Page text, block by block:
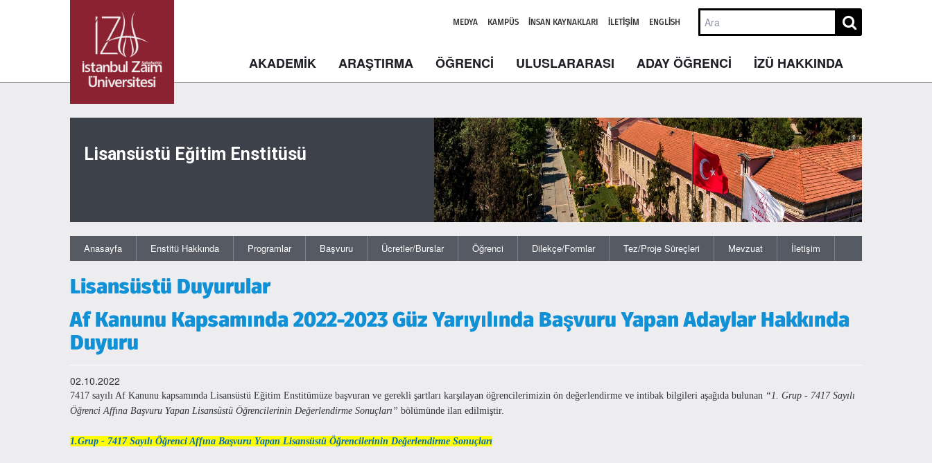
MEDYA KAMPÜS İNSAN KAYNAKLARI İLETIŞIM ENGLISH
AKADEMİK ARAŞTIRMA ÖĞRENCİ ULUSLARARASI ADAY ÖĞRENCİ İZÜ HAKKINDA
Lisansüstü Eğitim Enstitüsü
Anasayfa Enstitü Hakkında Programlar Başvuru Ücretler/Burslar Öğrenci Dilekçe/Formlar Tez/Proje Süreçleri Mevzuat İletişim
Lisansüstü Duyurular
Af Kanunu Kapsamında 2022-2023 Güz Yarıyılında Başvuru Yapan Adaylar Hakkında
Duyuru
02.10.2022
7417 sayılı Af Kanunu kapsamında Lisansüstü Eğitim Enstitümüze başvuran ve gerekli şartları karşılayan öğrencilerimizin ön değerlendirme ve intibak bilgileri aşağıda bulunan “1. Grup - 7417 Sayılı
Öğrenci Affına Başvuru Yapan Lisansüstü Öğrencilerinin Değerlendirme Sonuçları” bölümünde ilan edilmiştir.
1.Grup - 7417 Sayılı Öğrenci Affına Başvuru Yapan Lisansüstü Öğrencilerinin Değerlendirme Sonuçları